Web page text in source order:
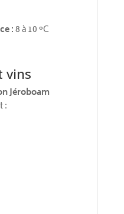
:8 à 10 °C
vins
Jéroboam
: